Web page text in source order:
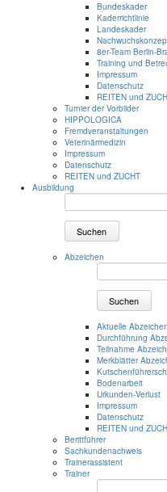
Bundeskader
Kaderrichtlinie
Landeskader
8er-Team Berlin-
Training und
Impressum
Datenschutz
REITEN und
Turnier der Vorbilder
HIPPOLOGICA
Fremdveranstaltungen
Veterinärmedizin
Impressum
Datenschutz
REITEN und ZUCHT
Ausbildung
Suchen
Abzeichen
Suchen
Aktuelle
Durchführung
Teilnahme
Merkblätter
Bodenarbeit
Urkunden-Verlust
Impressum
Datenschutz
REITEN und
Berittführer
Sachkundenachweis
Trainerassistent
Trainer